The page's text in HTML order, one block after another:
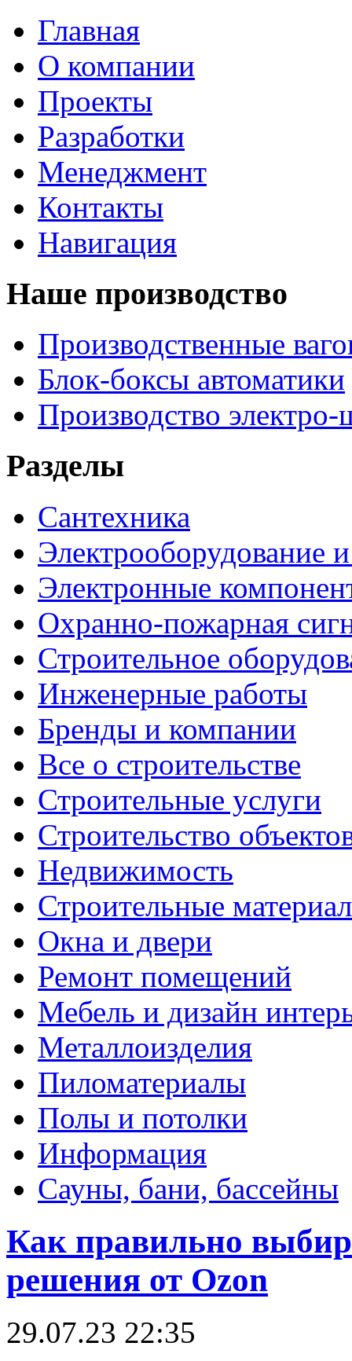
Главная
О компании
Проекты
Разработки
Менеджмент
Контакты
Навигация
Наше производство
Производственные
Блок-боксы автоматики
Производство
Разделы
Сантехника
Электрооборудование
Электронные
Охранно-пожарная
Строительное
Инженерные работы
Бренды и компании
Все о строительстве
Строительные услуги
Строительство
Недвижимость
Строительные
Окна и двери
Ремонт помещений
Мебель и дизайн
Металлоизделия
Пиломатериалы
Полы и потолки
Информация
Сауны, бани, бассейны
Как правильно
решения от Ozon
29.07.23 22:35